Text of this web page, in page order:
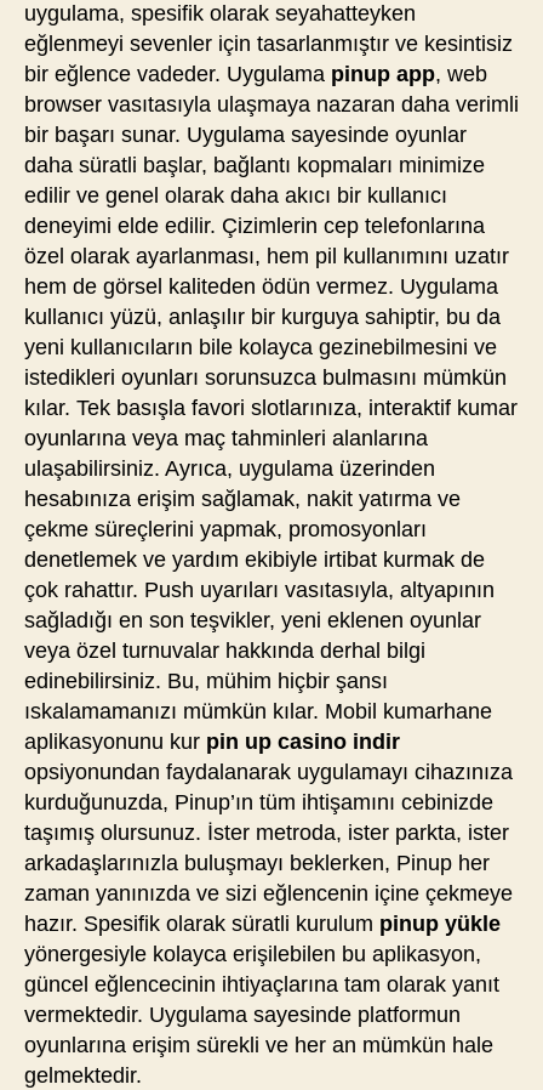
uygulama, spesifik olarak seyahatteyken
eğlenmeyi sevenler için tasarlanmıştır ve kesintisiz
bir eğlence vadeder. Uygulama pinup app, web
browser vasıtasıyla ulaşmaya nazaran daha verimli
bir başarı sunar. Uygulama sayesinde oyunlar
daha süratli başlar, bağlantı kopmaları minimize
edilir ve genel olarak daha akıcı bir kullanıcı
deneyimi elde edilir. Çizimlerin cep telefonlarına
özel olarak ayarlanması, hem pil kullanımını uzatır
hem de görsel kaliteden ödün vermez. Uygulama
kullanıcı yüzü, anlaşılır bir kurguya sahiptir, bu da
yeni kullanıcıların bile kolayca gezinebilmesini ve
istedikleri oyunları sorunsuzca bulmasını mümkün
kılar. Tek basışla favori slotlarınıza, interaktif kumar
oyunlarına veya maç tahminleri alanlarına
ulaşabilirsiniz. Ayrıca, uygulama üzerinden
hesabınıza erişim sağlamak, nakit yatırma ve
çekme süreçlerini yapmak, promosyonları
denetlemek ve yardım ekibiyle irtibat kurmak de
çok rahattır. Push uyarıları vasıtasıyla, altyapının
sağladığı en son teşvikler, yeni eklenen oyunlar
veya özel turnuvalar hakkında derhal bilgi
edinebilirsiniz. Bu, mühim hiçbir şansı
ıskalamamanızı mümkün kılar. Mobil kumarhane
aplikasyonunu kur pin up casino indir
opsiyonundan faydalanarak uygulamayı cihazınıza
kurduğunuzda, Pinup’ın tüm ihtişamını cebinizde
taşımış olursunuz. İster metroda, ister parkta, ister
arkadaşlarınızla buluşmayı beklerken, Pinup her
zaman yanınızda ve sizi eğlencenin içine çekmeye
hazır. Spesifik olarak süratli kurulum pinup yükle
yönergesiyle kolayca erişilebilen bu aplikasyon,
güncel eğlencecinin ihtiyaçlarına tam olarak yanıt
vermektedir. Uygulama sayesinde platformun
oyunlarına erişim sürekli ve her an mümkün hale
gelmektedir.